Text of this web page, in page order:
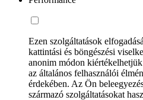
Ezen szolgáltatások
kattintási és böngészési
anonim módon
az általános felhasználói
érdekében. Az Ön
származó szolgáltatásokat